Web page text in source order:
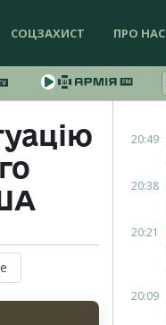
СОЦЗАХИСТ ПРО НАС
20:49
20:38
20:21
20:09